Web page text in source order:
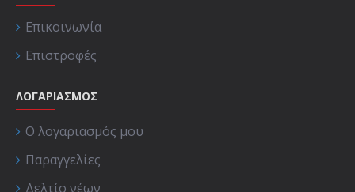
Επικοινωνία
Επιστροφές
ΛΟΓΑΡΙΑΣΜΟΣ
Ο λογαριασμός μου
Παραγγελίες
Δελτίο νέων